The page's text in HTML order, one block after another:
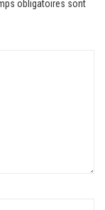
obligatoires sont